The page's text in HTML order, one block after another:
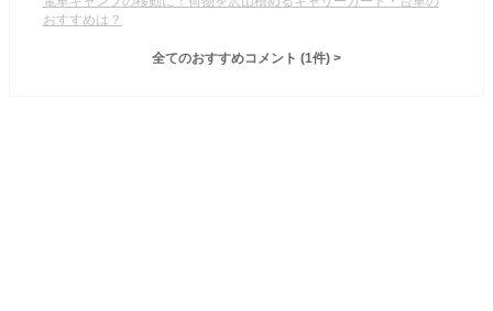
おすすめは？
全てのおすすめコメント (1件) >